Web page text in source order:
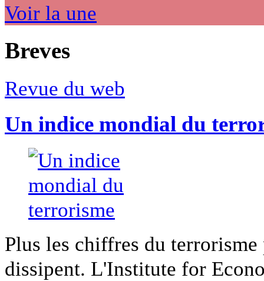
Voir la une
Breves
Revue du web
Un indice mondial du
Plus les chiffres du
dissipent. L'Institute for